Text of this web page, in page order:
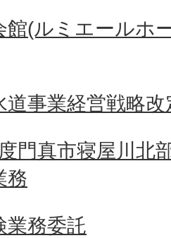
館(ルミエールホ
道事業経営戦略
門真市寝屋川北
務
業務委託